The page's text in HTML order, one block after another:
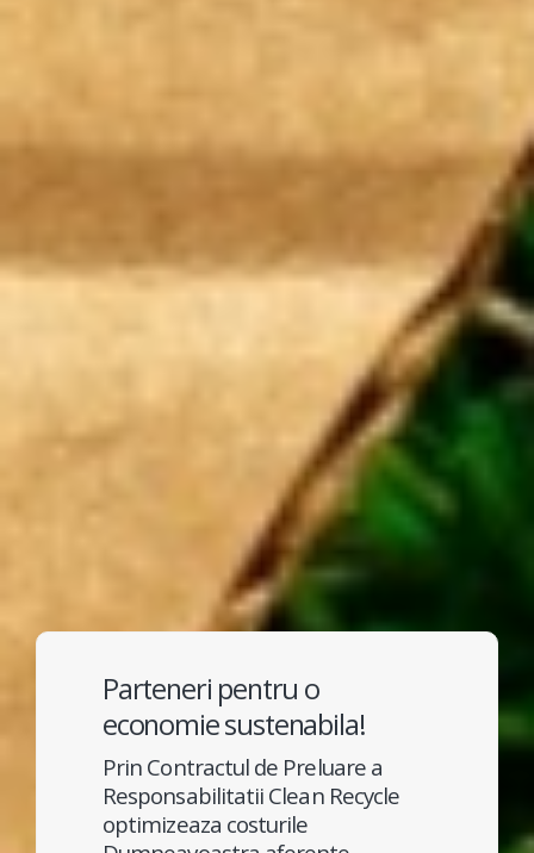
Parteneri pentru o
economie sustenabila!
Prin Contractul de Preluare a
Responsabilitatii Clean Recycle
optimizeaza costurile